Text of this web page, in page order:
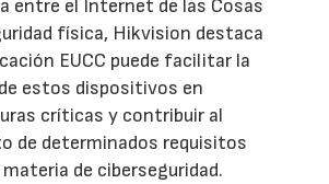
entre el Internet de las Cosas
física, Hikvision destaca
EUCC puede facilitar la
estos dispositivos en
críticas y contribuir al
de determinados requisitos
de ciberseguridad.